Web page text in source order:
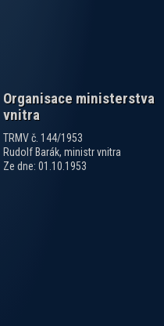
Organisace ministerstva
vnitra
TRMV č. 144/1953
Rudolf Barák, ministr vnitra
Ze dne: 01.10.1953